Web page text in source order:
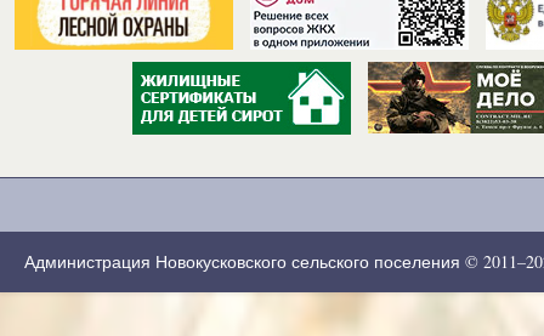
Администрация Новокусковского сельского поселения ©